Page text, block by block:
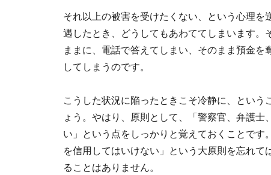
それ以上の被害を受けたくない、という心理
遇したとき、どうしてもあわててしまいます
ままに、電話で答えてしまい、そのまま預金
してしまうのです。
こうした状況に陥ったときこそ冷静に、とい
ょう。やはり、原則として、「警察官、弁護
い」という点をしっかりと覚えておくことです
を信用してはいけない」という大原則を忘れ
ることはありません。